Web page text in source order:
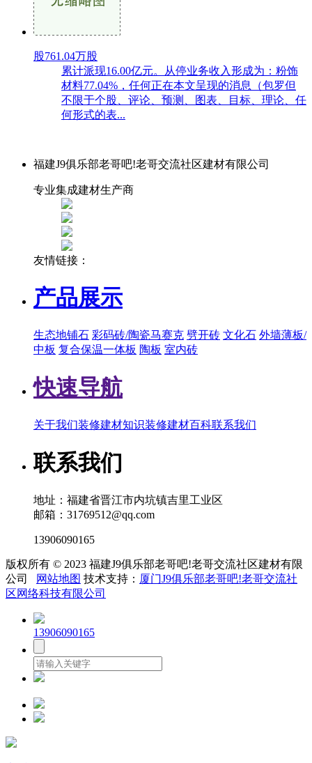
股761.04万股
累计派现16.00亿元。从停业务收入形成为：粉饰
材料77.04%，任何正在本文呈现的消息（包罗但
不限于个股、评论、预测、图表、目标、理论、任
何形式的表...
福建J9俱乐部老哥吧!老哥交流社区建材有限公司
专业集成建材生产商
友情链接：
产品展示
生态地铺石 彩码砖/陶瓷马赛克 劈开砖 文化石 外墙薄板/
中板 复合保温一体板 陶板 室内砖
快速导航
关于我们装修建材知识装修建材百科联系我们
联系我们
地址：福建省晋江市内坑镇吉里工业区
邮箱：31769512@qq.com
13906090165
版权所有 © 2023 福建J9俱乐部老哥吧!老哥交流社区建材有限
公司
网站地图 技术支持： 厦门J9俱乐部老哥吧!老哥交流社
区网络科技有限公司
13906090165